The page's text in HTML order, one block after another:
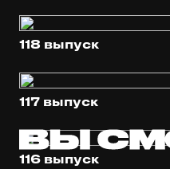
118 выпуск
117 выпуск
116 выпуск